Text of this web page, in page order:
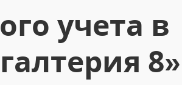
учета в
8»